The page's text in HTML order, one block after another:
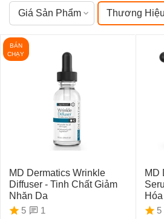
Giá Sản Phẩm Thương Hiệu
BÁN
CHẠY
MD Dermatics Wrinkle
Diffuser - Tinh Chất Giảm
Nhăn Da
5
1
MD
5